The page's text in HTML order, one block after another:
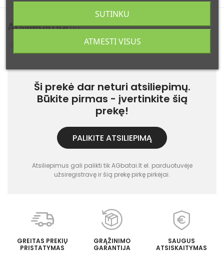
Atsiliepimai(0)
Atsiliepimų: 0
Ši prekė dar neturi atsiliepimų.
Būkite pirmas - įvertinkite šią
prekę!
PALIKITE ATSILIEPIMĄ
Atsiliepimus gali palikti tik AGbatai.lt el. parduotuvėje
užsiregistravę ir šią prekę pirkę pirkėjai.
GREITAS PREKIŲ
PRISTATYMAS
GRĄŽINIMO
GARANTIJA
SAUGUS
ATSISKAITYMAS
ATMESTI VISUS
SUTINKU